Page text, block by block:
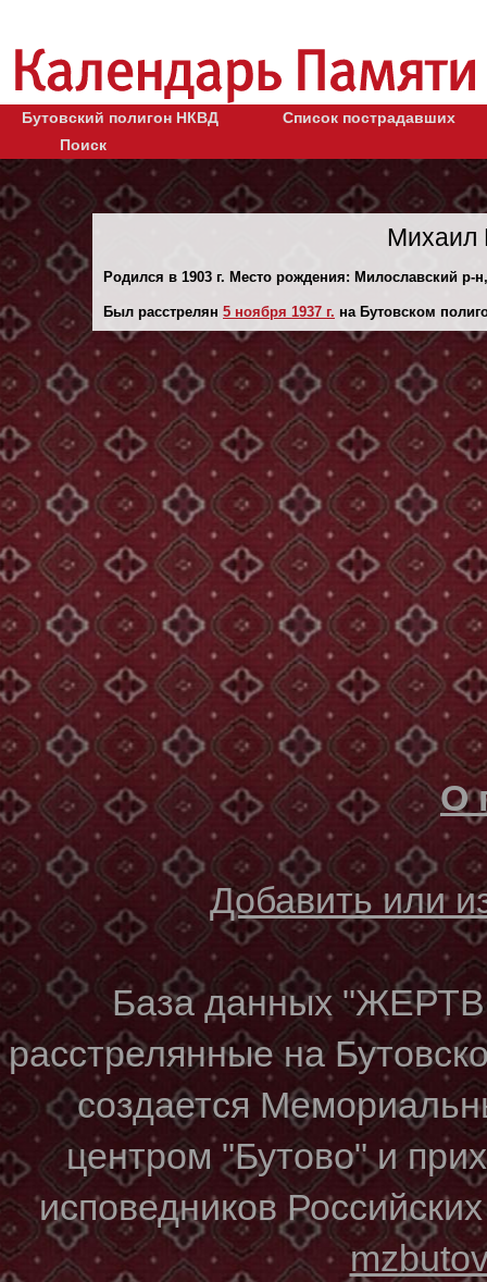
Бутовский полигон НКВД
Список пострадавших
Поиск
Михаил
Родился в 1903 г. Место рождения: Милославский
Был расстрелян 5 ноября 1937 г. на Бутовском
О
Добавить или
База данных
расстрелянные на
создается
центром "Бутово" и
исповедников